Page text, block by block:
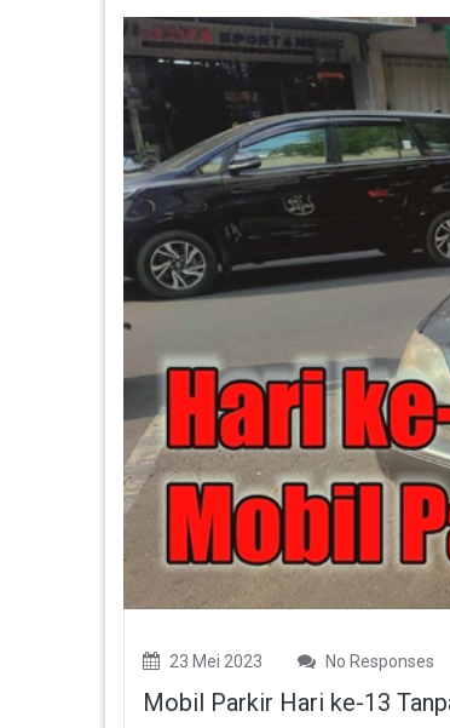
23 Mei 2023 No Responses
Mobil Parkir Hari ke-13